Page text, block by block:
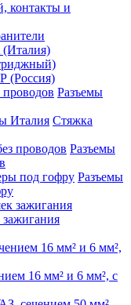
контакты и
(Италия)
(Россия)
Разъемы
Стяжка
Разъемы
Разъемы
16 мм² и 6 мм², с